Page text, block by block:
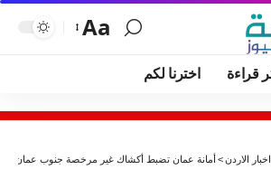
Aa
قراءة اخترنا لكم
اخبار الاردن>أمانة عمان تضبط أكشاك غير مرخصة جنوب عمان